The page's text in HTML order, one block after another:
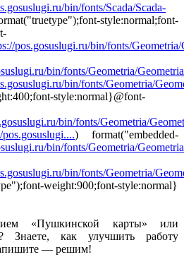
bin/fonts/Scada/Scada-
style:normal;font-
pos.gosuslugi.ru/bin/fonts/
bin/fonts/Geometria/
bin/fonts/Geometria/
style:normal}@font-
bin/fonts/Geometria/
) format("embedded-
bin/fonts/Geometria/
bin/fonts/Geometria/
weight:900;font-style:normal}
«Пушкинской карты» или
Знаете, как улучшить работу
— решим!